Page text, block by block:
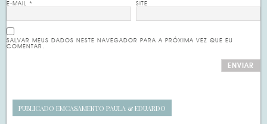
E-MAIL* SITE
SALVAR MEUS DADOS NESTE NAVEGADOR PARA A PRÓXIMA VEZ QUE EU
COMENTAR.
PUBLICADO EMCASAMENTO PAULA & EDUARDO